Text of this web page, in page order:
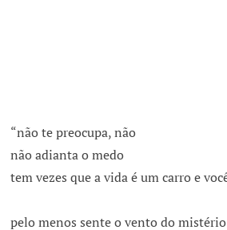
“não te preocupa, não
não adianta o medo
tem vezes que a vida é um carro e
pelo menos sente o vento do